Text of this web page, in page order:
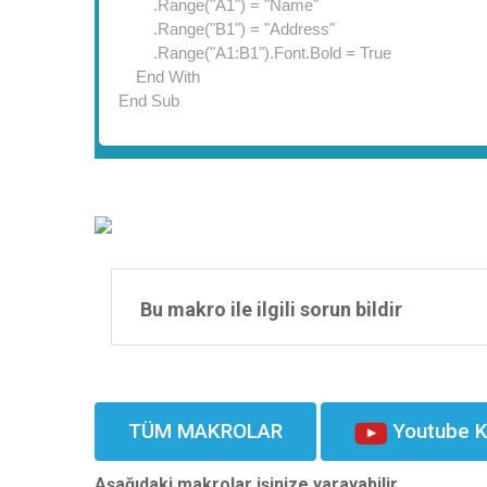
Bu makro ile ilgili sorun bildir
TÜM MAKROLAR Youtube